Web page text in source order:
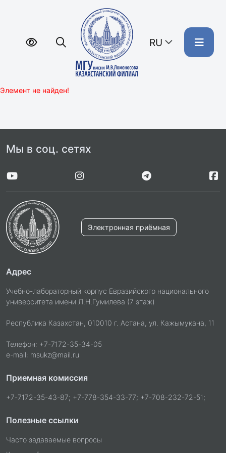
RU
Элемент не найден!
Мы в соц. сетях
Электронная приёмная
Адрес
Учебно-лабораторный корпус Евразийского национального
университета имени Л.Н.Гумилева (7 этаж)
Республика Казахстан, 010010 г. Астана, ул. Кажымукана, 11
Телефон: +7-7172-35-34-05
e-mail: msukz@mail.ru
Приемная комиссия
+7-7172-35-43-87; +7-778-354-33-77; +7-708-232-72-51;
Полезные ссылки
Часто задаваемые вопросы